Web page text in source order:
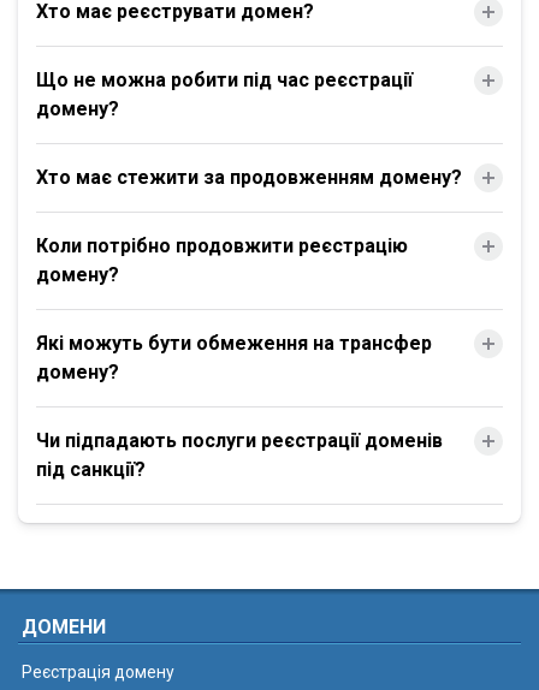
Хто має реєструвати домен?
Що не можна робити під час реєстрації
домену?
Хто має стежити за продовженням домену?
Коли потрібно продовжити реєстрацію
домену?
Які можуть бути обмеження на трансфер
домену?
Чи підпадають послуги реєстрації доменів
під санкції?
ДОМЕНИ
Реєстрація домену